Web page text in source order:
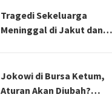
Tragedi Sekeluarga
Meninggal di Jakut dan
Mental-Finansial
Jokowi di Bursa Ketum,
Aturan Akan Diubah?